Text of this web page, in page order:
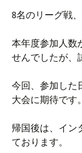
8名のリーグ戦
本年度参加人数
せんでしたが、
今回、参加した
大会に期待です。
帰国後は、イン
ております。